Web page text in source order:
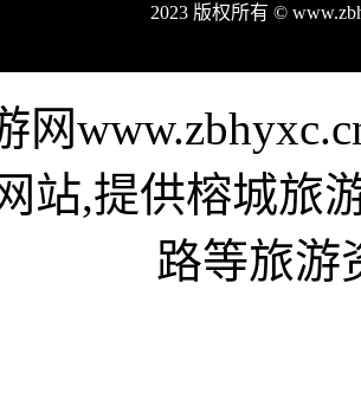
2023 版权所有 ©
网
站,提供榕城旅
路等旅游